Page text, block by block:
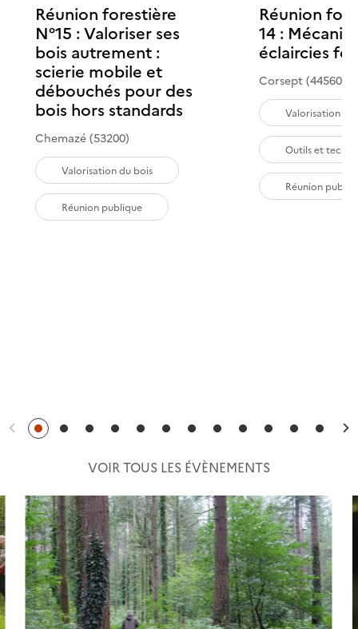
Réunion forestière
N°15 : Valoriser ses
bois autrement :
scierie mobile et
débouchés pour des
bois hors standards
Chemazé (53200)
Valorisation du bois
Réunion publique
Réunion
14 :
éclaircies
Corsept (44560)
Valorisation du
Outils et
Réunion
VOIR TOUS LES ÉVÈNEMENTS